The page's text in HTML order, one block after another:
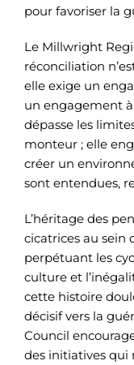
pour favoriser la
Le Millwright
réconciliation
elle exige un
un engagement
dépasse les
monteur ; elle
créer un
sont entendues,
L’héritage des
cicatrices au sein
perpétuant les
culture et
cette histoire
décisif vers la
Council
des initiatives qui